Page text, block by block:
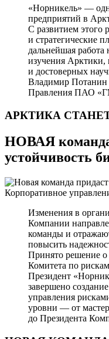
«Норникель» —
предприятий в
С развитием этого
и стратегические
дальнейшая работа
изучения Арктики,
и достоверных
Владимир Потанин
Правления ПАО
АРКТИКА
НОВАЯ
устойчивость
Корпоративное
Изменения в
Компании
команды и
повысить
Принято решение
Комитета по
Президент
завершено
управления
уровни — от
до Президента